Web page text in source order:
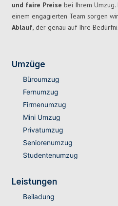
und faire Preise bei Ihrem
einem engagierten Team sorgen
Ablauf, der genau auf Ihre
Umzüge
Büroumzug
Fernumzug
Firmenumzug
Mini Umzug
Privatumzug
Seniorenumzug
Studentenumzug
Leistungen
Beiladung